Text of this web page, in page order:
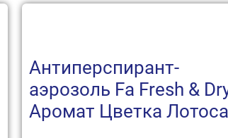
Антиперспирант-
аэрозоль Fa Fresh &
Аромат Цветка Лотоса